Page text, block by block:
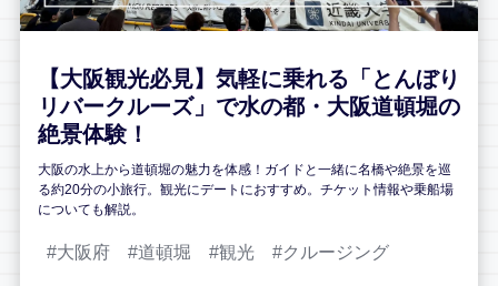
【大阪観光必見】気軽に乗れる「とんぼり
リバークルーズ」で水の都・大阪道頓堀の
絶景体験！
大阪の水上から道頓堀の魅力を体感！ガイドと一緒に名橋や絶景を巡
る約20分の小旅行。観光にデートにおすすめ。チケット情報や乗船場
についても解説。
大阪府 道頓堀 観光 クルージング